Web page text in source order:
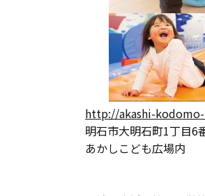
http://akashi-
明石市大明石町1丁目
あかしこども広場内